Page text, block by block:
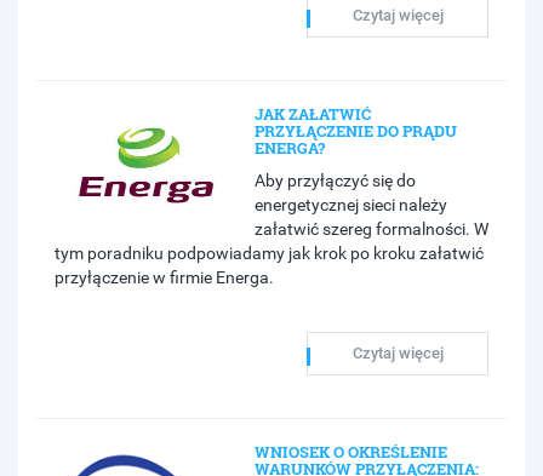
Czytaj więcej
JAK ZAŁATWIĆ
PRZYŁĄCZENIE DO PRĄDU
ENERGA?
Aby przyłączyć się do
energetycznej sieci należy
załatwić szereg formalności. W
tym poradniku podpowiadamy jak krok po kroku załatwić
przyłączenie w firmie Energa.
Czytaj więcej
WNIOSEK O OKREŚLENIE
WARUNKÓW PRZYŁĄCZENIA: